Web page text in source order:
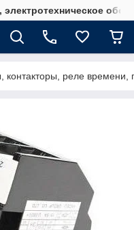
контакторы, реле